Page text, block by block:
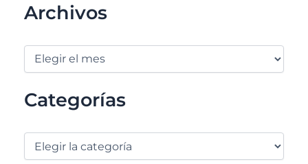
Archivos
Categorías